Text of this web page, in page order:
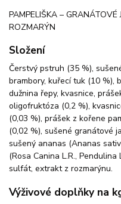
PAMPELIŠKA –
ROZMARÝN
Složení
Čerstvý pstruh (35 %),
brambory, kuřecí tuk (10 %),
dužnina řepy, kvasnice,
oligofruktóza (0,2 %),
(0,03 %), prášek z kořene
(0,02 %), sušené granátové
sušený ananas (Ananas
(Rosa Canina L.R.,
sulfát, extrakt z rozmarýnu.
Výživové doplňky na